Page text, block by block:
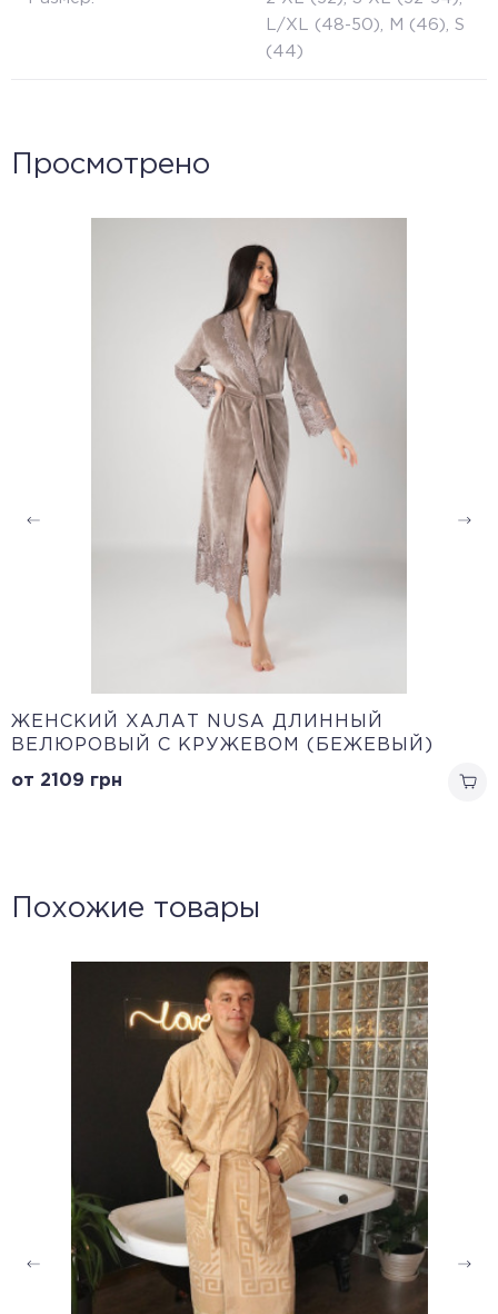
L/XL (48-50), M (46), S
(44)
Просмотрено
ЖЕНСКИЙ ХАЛАТ NUSA ДЛИННЫЙ
ВЕЛЮРОВЫЙ С КРУЖЕВОМ (БЕЖЕВЫЙ)
от 2109 грн
Похожие товары